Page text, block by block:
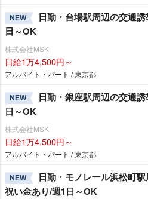
NEW
日勤・台場駅周辺の交通
日～OK
株式会社MSK
日給1万4,500円～
アルバイト・パート / 東京都
NEW
日勤・銀座駅周辺の交通
日～OK
株式会社MSK
日給1万4,500円～
アルバイト・パート / 東京都
NEW
日勤・モノレール浜松町
祝い金あり/週1日～OK